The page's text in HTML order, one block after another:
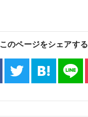
このページをシェアする